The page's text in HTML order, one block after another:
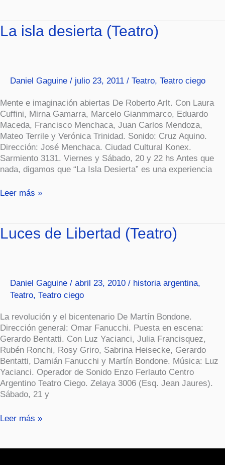
La isla desierta (Teatro)
Daniel Gaguine / julio 23, 2011 / Teatro, Teatro ciego
Mente e imaginación abiertas De Roberto Arlt. Con Laura
Cuffini, Mirna Gamarra, Marcelo Gianmmarco, Eduardo
Maceda, Francisco Menchaca, Juan Carlos Mendoza,
Mateo Terrile y Verónica Trinidad. Sonido: Cruz Aquino.
Dirección: José Menchaca. Ciudad Cultural Konex.
Sarmiento 3131. Viernes y Sábado, 20 y 22 hs Antes que
nada, digamos que “La Isla Desierta” es una experiencia
La
isla
Leer más »
Luces de Libertad (Teatro)
Daniel Gaguine / abril 23, 2010 / historia argentina,
Teatro, Teatro ciego
La revolución y el bicentenario De Martín Bondone.
Dirección general: Omar Fanucchi. Puesta en escena:
Gerardo Bentatti. Con Luz Yacianci, Julia Francisquez,
Rubén Ronchi, Rosy Griro, Sabrina Heisecke, Gerardo
Bentatti, Damián Fanucchi y Martín Bondone. Música: Luz
Yacianci. Operador de Sonido Enzo Ferlauto Centro
Argentino Teatro Ciego. Zelaya 3006 (Esq. Jean Jaures).
Sábado, 21 y
Luces
de
Leer más »